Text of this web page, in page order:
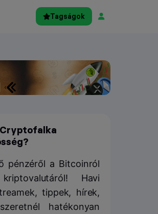
Tagságok
pénzéről a Bitcoinról
Havi
tippek, hírek,
hatékonyan